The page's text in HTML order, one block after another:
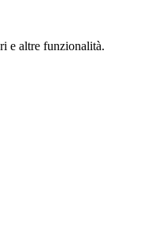
e altre funzionalità.